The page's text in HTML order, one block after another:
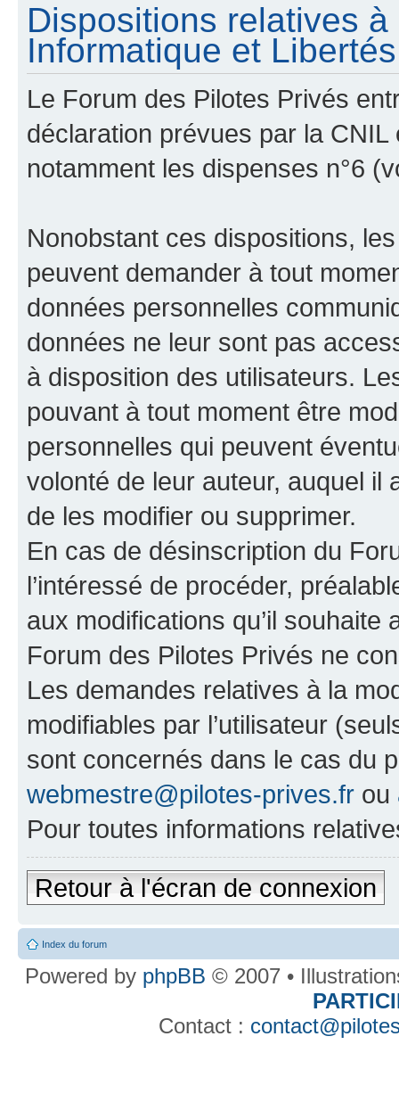
Dispositions relatives
Informatique et
Le Forum des Pilotes Privés
déclaration prévues par la
notamment les dispenses n°6
Nonobstant ces dispositions,
peuvent demander à tout
données personnelles
données ne leur sont pas
à disposition des utilisateurs.
pouvant à tout moment être
personnelles qui peuvent
volonté de leur auteur, auquel il
de les modifier ou supprimer.
En cas de désinscription du
l’intéressé de procéder,
aux modifications qu’il
Forum des Pilotes Privés ne
Les demandes relatives à la
modifiables par l’utilisateur
sont concernés dans le cas du
webmestre@pilotes-prives.fr ou
Pour toutes informations
Retour à l'écran de connexion
Index du forum
Powered by phpBB © 2007 •
Contact :